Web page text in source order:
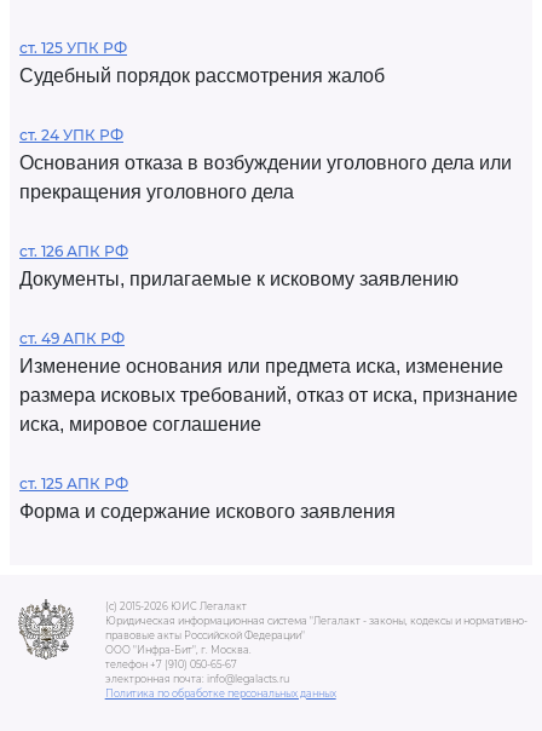
ст. 125 УПК РФ
Судебный порядок рассмотрения жалоб
ст. 24 УПК РФ
Основания отказа в возбуждении уголовного дела или
прекращения уголовного дела
ст. 126 АПК РФ
Документы, прилагаемые к исковому заявлению
ст. 49 АПК РФ
Изменение основания или предмета иска, изменение
размера исковых требований, отказ от иска, признание
иска, мировое соглашение
ст. 125 АПК РФ
Форма и содержание искового заявления
(c) 2015-2026 ЮИС Легалакт
Юридическая информационная система "Легалакт - законы, кодексы и нормативно-
правовые акты Российской Федерации"
ООО "Инфра-Бит", г. Москва.
телефон +7 (910) 050-65-67
электронная почта: info@legalacts.ru
Политика по обработке персональных данных